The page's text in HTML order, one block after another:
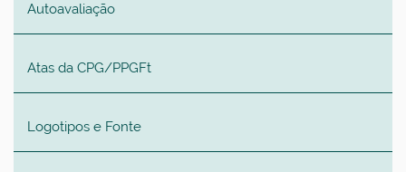
Autoavaliação
Atas da CPG/PPGFt
Logotipos e Fonte